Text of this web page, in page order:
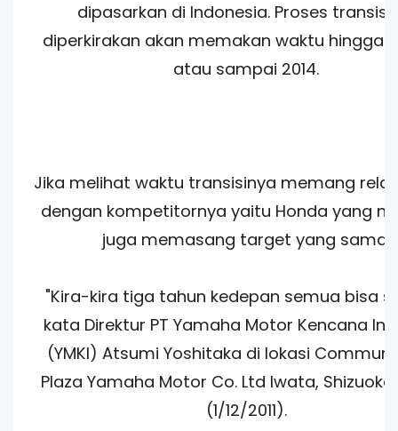
dipasarkan di Indonesia. Proses transisi
diperkirakan akan memakan waktu hingga
atau sampai 2014.
Jika melihat waktu transisinya memang
dengan kompetitornya yaitu Honda yang
juga memasang target yang sama.
"Kira-kira tiga tahun kedepan semua bisa
kata Direktur PT Yamaha Motor Kencana
(YMKI) Atsumi Yoshitaka di lokasi
Plaza Yamaha Motor Co. Ltd Iwata,
(1/12/2011).